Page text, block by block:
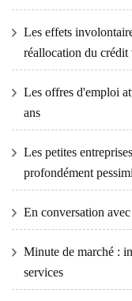
Les effets
réallocation du crédit
Les offres d'emploi
ans
Les petites
profondément
En conversation
Minute de marché :
services